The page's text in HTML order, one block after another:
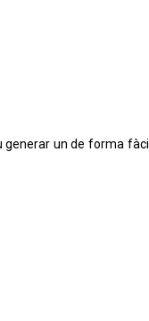
generar un de forma fàcil